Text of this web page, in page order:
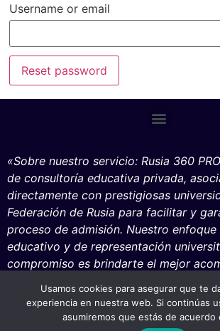
Username or email
Reset password
«Sobre nuestro servicio: Rusia 360
de consultoría educativa privada,
directamente con prestigiosas
Federación de Rusia para facilitar y
proceso de admisión. Nuestro enfoque
educativo y de representación unive
compromiso es brindarte el mejor
de estudios en Rusia sea un éxito
Usamos cookies para asegurar que te
experiencia en nuestra web. Si continúas
asumiremos que estás de acuerdo